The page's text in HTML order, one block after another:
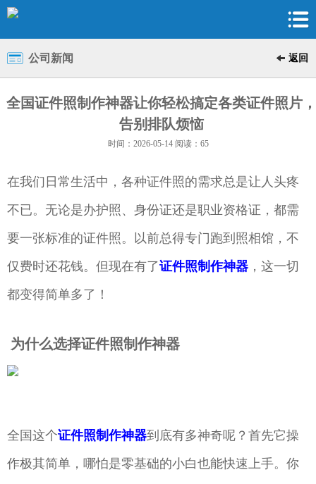
公司新闻 返回
全国证件照制作神器让你轻松搞定各类证件照片，
告别排队烦恼
时间：2026-05-14 阅读：65
在我们日常生活中，各种证件照的需求总是让人头疼
不已。无论是办护照、身份证还是职业资格证，都需
要一张标准的证件照。以前总得专门跑到照相馆，不
仅费时还花钱。但现在有了证件照制作神器 ，这一切
都变得简单多了！
为什么选择证件照制作神器
全国这个证件照制作神器到底有多神奇呢？首先它操
作极其简单，哪怕是零基础的小白也能快速上手。你